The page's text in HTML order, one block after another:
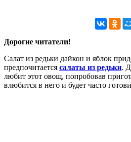
Дорогие читатели!
Салат из редьки дайкон и яблок
предпочитается салаты из редьки.
любит этот овощ, попробовав
влюбится в него и будет часто